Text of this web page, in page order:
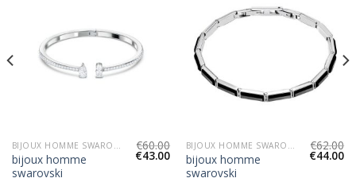
BIJOUX HOMME SWAROVSKI
bijoux homme
swarovski
€60.00
€43.00
BIJOUX HOMME SWAROVSKI
bijoux homme
swarovski
€62.00
€44.00